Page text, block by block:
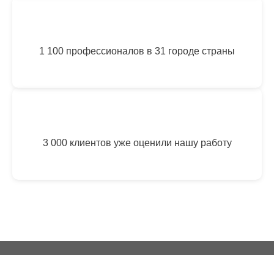
1 100 профессионалов в 31 городе страны
3 000 клиентов уже оценили нашу работу